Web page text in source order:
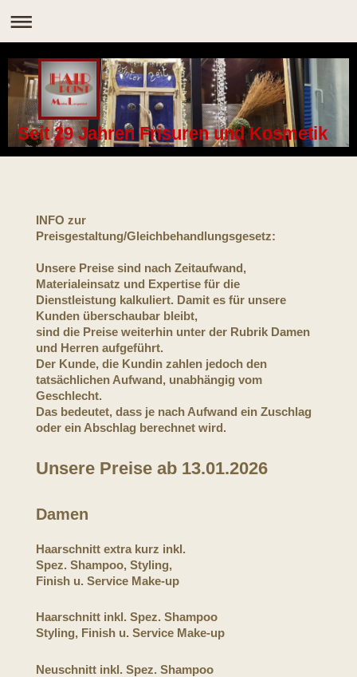
Seit 29 Jahren Frisuren und Kosmetik
INFO zur
Preisgestaltung/Gleichbehandlungsgesetz:
Unsere Preise sind nach Zeitaufwand,
Materialeinsatz und Expertise für die
Dienstleistung kalkuliert. Damit es für unsere
Kunden überschaubar bleibt,
sind die Preise weiterhin unter der Rubrik Damen
und Herren aufgeführt.
Der Kunde, die Kundin zahlen jedoch den
tatsächlichen Aufwand, unabhängig vom
Geschlecht.
Das bedeutet, dass je nach Aufwand ein Zuschlag
oder ein Abschlag berechnet wird.
Unsere Preise ab 13.01.2026
Damen
Haarschnitt extra kurz inkl.
Spez. Shampoo, Styling,
Finish u. Service Make-up
Haarschnitt inkl. Spez. Shampoo
Styling, Finish u. Service Make-up
Neuschnitt inkl. Spez. Shampoo